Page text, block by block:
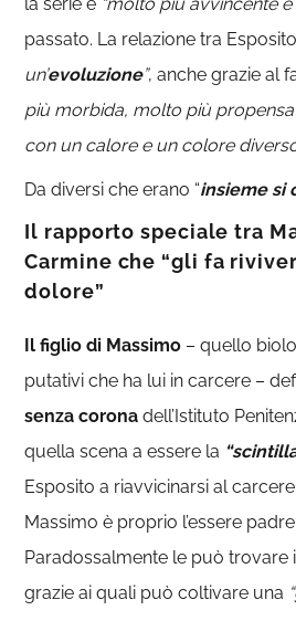
passato. La relazione tra
un’evoluzione”, anche grazie al
più morbida, molto più
con un calore e un colore
Da diversi che erano “insieme si
Il rapporto speciale tra
Carmine che “gli fa
dolore”
Il figlio di Massimo – quello
putativi che ha lui in carcere –
senza corona dell’Istituto
quella scena a essere la
Esposito a riavvicinarsi al carcere.
Massimo è proprio l’essere
Paradossalmente le può trovare
grazie ai quali può coltivare una